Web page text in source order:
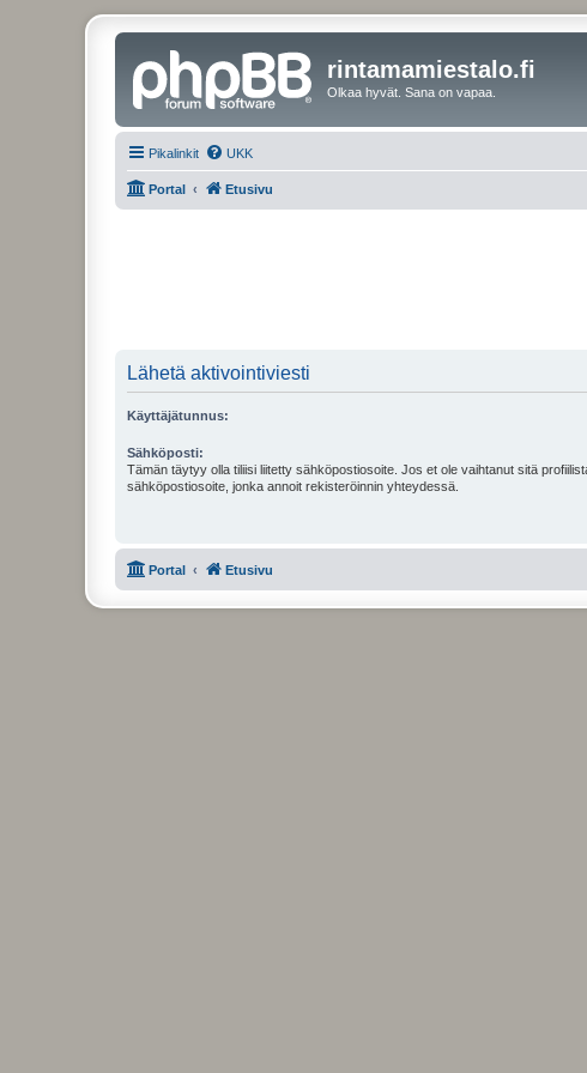
rintamamiestalo.fi
Olkaa hyvät. Sana on vapaa.
Pikalinkit UKK
Portal Etusivu
Lähetä aktivointiviesti
Käyttäjätunnus:
Sähköposti:
Tämän täytyy olla tiliisi liitetty sähköpostiosoite. Jos et ole vaihtanut sitä
sähköpostiosoite, jonka annoit rekisteröinnin yhteydessä.
Portal Etusivu